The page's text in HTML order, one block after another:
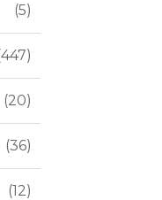
5
447
20
36
12